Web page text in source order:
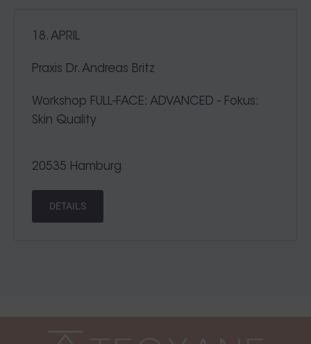
18. APRIL
Praxis Dr. Andreas Britz
Workshop FULL-FACE: ADVANCED - Fokus:
Skin Quality
20535 Hamburg
DETAILS